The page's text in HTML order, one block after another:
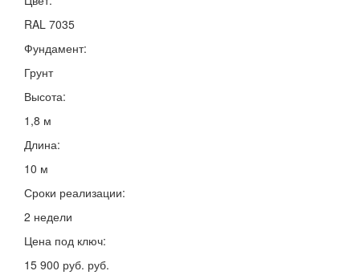
RAL 7035
Фундамент:
Грунт
Высота:
1,8 м
Длина:
10 м
Сроки реализации:
2 недели
Цена под ключ:
15 900 руб. руб.